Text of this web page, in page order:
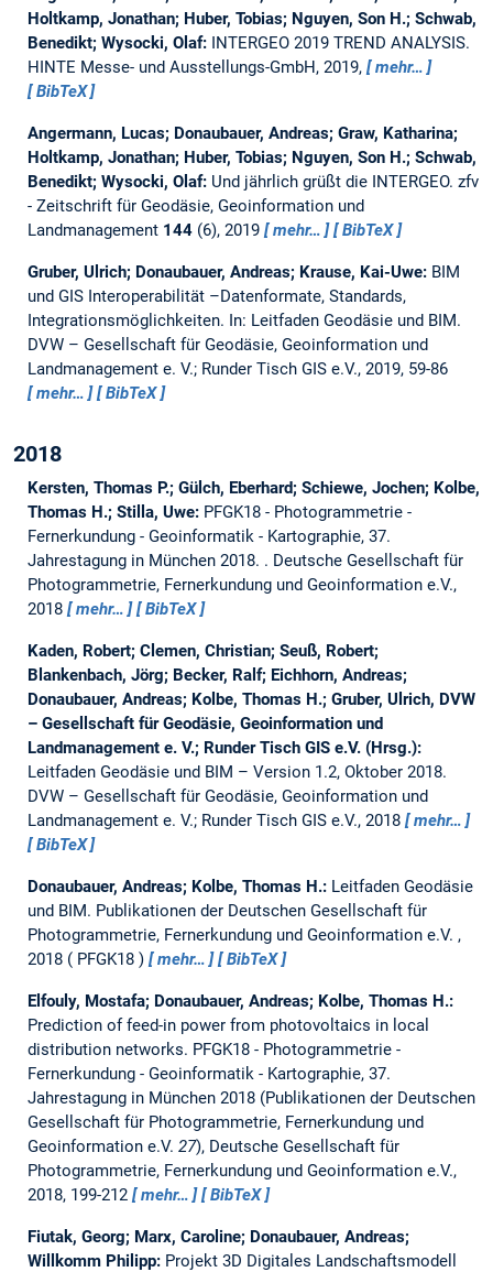
Holtkamp, Jonathan; Huber, Tobias; Nguyen, Son H.; Schwab,
Benedikt; Wysocki, Olaf: INTERGEO 2019 TREND ANALYSIS.
HINTE Messe- und Ausstellungs-GmbH, 2019,
mehr…
BibTeX
Angermann, Lucas; Donaubauer, Andreas; Graw, Katharina;
Holtkamp, Jonathan; Huber, Tobias; Nguyen, Son H.; Schwab,
Benedikt; Wysocki, Olaf: Und jährlich grüßt die INTERGEO. zfv
- Zeitschrift für Geodäsie, Geoinformation und
Landmanagement 144(6), 2019 mehr… BibTeX
Gruber, Ulrich; Donaubauer, Andreas; Krause, Kai-Uwe: BIM
und GIS Interoperabilität –Datenformate, Standards,
Integrationsmöglichkeiten. In: Leitfaden Geodäsie und BIM.
DVW – Gesellschaft für Geodäsie, Geoinformation und
Landmanagement e. V.; Runder Tisch GIS e.V., 2019, 59-86
mehr…
BibTeX
2018
Kersten, Thomas P.; Gülch, Eberhard; Schiewe, Jochen; Kolbe,
Thomas H.; Stilla, Uwe: PFGK18 - Photogrammetrie -
Fernerkundung - Geoinformatik - Kartographie, 37.
Jahrestagung in München 2018. . Deutsche Gesellschaft für
Photogrammetrie, Fernerkundung und Geoinformation e.V.,
2018
mehr… BibTeX
Kaden, Robert; Clemen, Christian; Seuß, Robert;
Blankenbach, Jörg; Becker, Ralf; Eichhorn, Andreas;
Donaubauer, Andreas; Kolbe, Thomas H.; Gruber, Ulrich, DVW
– Gesellschaft für Geodäsie, Geoinformation und
Landmanagement e. V.; Runder Tisch GIS e.V. (Hrsg.):
Leitfaden Geodäsie und BIM – Version 1.2, Oktober 2018.
DVW – Gesellschaft für Geodäsie, Geoinformation und
Landmanagement e. V.; Runder Tisch GIS e.V., 2018
mehr…
BibTeX
Donaubauer, Andreas; Kolbe, Thomas H.: Leitfaden Geodäsie
und BIM. Publikationen der Deutschen Gesellschaft für
Photogrammetrie, Fernerkundung und Geoinformation e.V. ,
2018
PFGK18 mehr… BibTeX
Elfouly, Mostafa; Donaubauer, Andreas; Kolbe, Thomas H.:
Prediction of feed-in power from photovoltaics in local
distribution networks. PFGK18 - Photogrammetrie -
Fernerkundung - Geoinformatik - Kartographie, 37.
Jahrestagung in München 2018 (Publikationen der Deutschen
Gesellschaft für Photogrammetrie, Fernerkundung und
Geoinformation e.V. 27), Deutsche Gesellschaft für
Photogrammetrie, Fernerkundung und Geoinformation e.V.,
2018, 199-212
mehr… BibTeX
Fiutak, Georg; Marx, Caroline; Donaubauer, Andreas;
Willkomm Philipp: Projekt 3D Digitales Landschaftsmodell